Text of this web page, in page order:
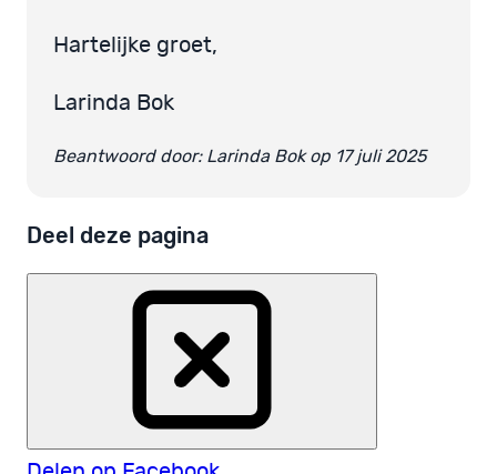
Hartelijke groet,
Larinda Bok
Beantwoord door: Larinda Bok op 17 juli 2025
Deel deze pagina